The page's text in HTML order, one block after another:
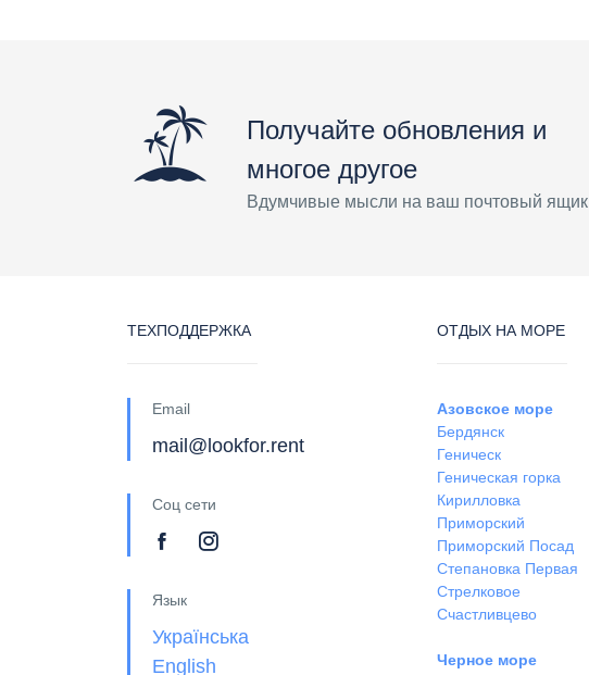
Получайте обновления и
многое другое
Вдумчивые мысли на ваш почтовый ящик
ТЕХПОДДЕРЖКА
Email
mail@lookfor.rent
Соц сети
Язык
Українська
English
ОТДЫХ НА МОРЕ
Азовское море
Бердянск
Геническ
Геническая горка
Кирилловка
Приморский
Приморский Посад
Степановка Первая
Стрелковое
Счастливцево
Черное море